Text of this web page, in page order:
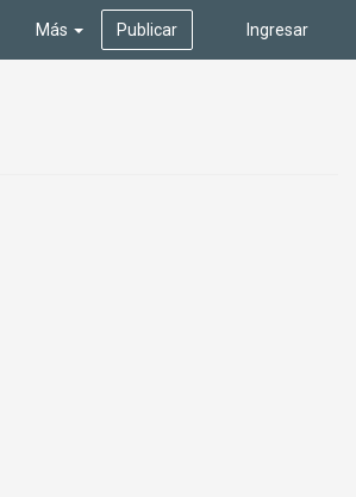
Ingresar
Más Publicar